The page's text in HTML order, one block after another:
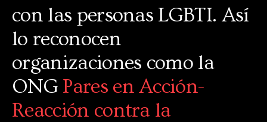
con las personas LGBTI. Así
lo reconocen
organizaciones como la
ONG Pares en Acción-
Reacción contra la